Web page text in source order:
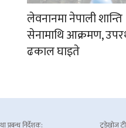
लेवनानमा नेपाली शान्ति
सेनामाथि आक्रमण,
ढकाल घाइते
प्रबन्ध निर्देशक: टुडेखोज